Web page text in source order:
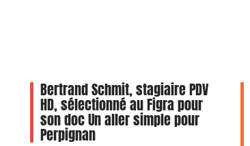
Bertrand Schmit, stagiaire PDV
HD, sélectionné au Figra pour
son doc Un aller simple pour
Perpignan